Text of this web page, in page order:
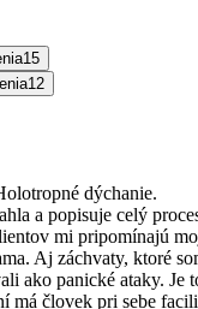
15
12
dýchanie.
a popisuje celý
mi pripomínajú
Aj záchvaty, ktoré
ako panické ataky. Je
má človek pri sebe